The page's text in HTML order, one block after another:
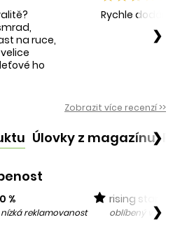
na ruce,
ho
Rychle dodání
❯
Zobrazit více recenzí >>
Úlovky z magazínu❯
0 %
nízká reklamovanost
rising star
oblíbený v❯